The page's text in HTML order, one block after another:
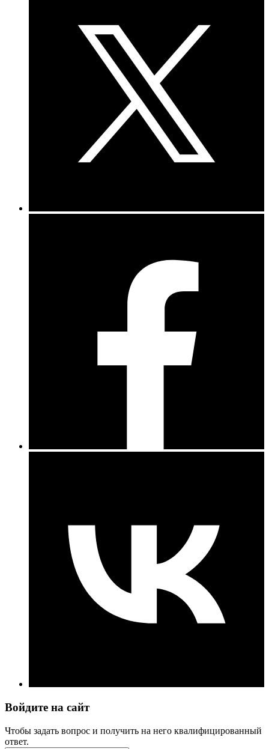
Войдите на сайт
Чтобы задать вопрос и получить на него квалифицированный
ответ.